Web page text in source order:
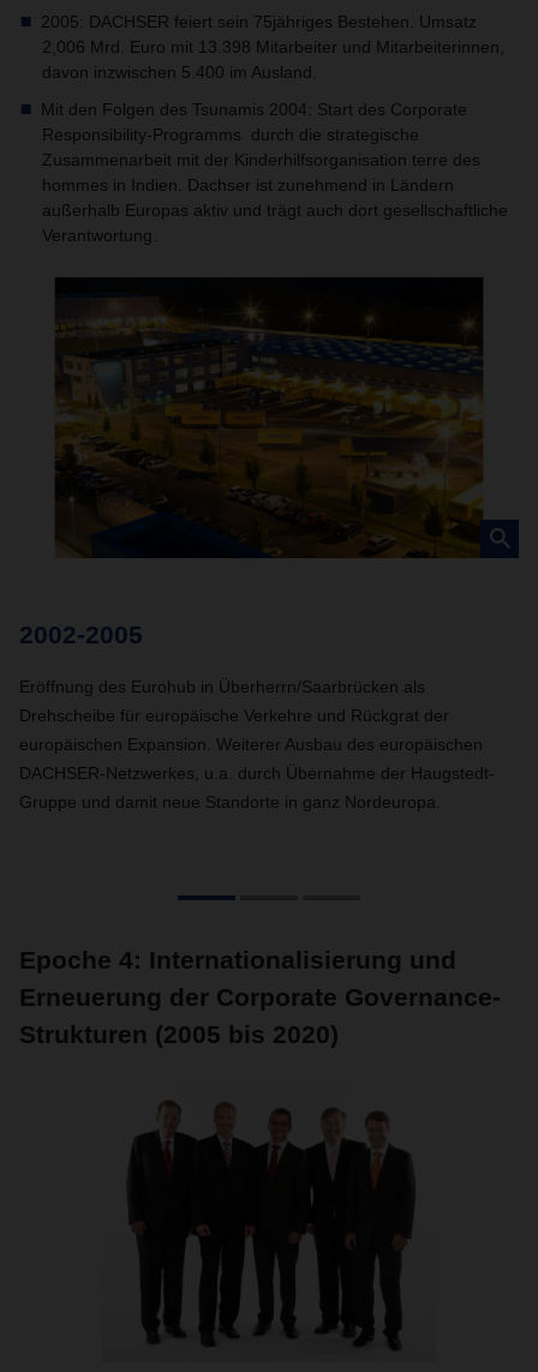
2005: DACHSER feiert sein 75jähriges Bestehen. Umsatz
2,006 Mrd. Euro mit 13.398 Mitarbeiter und Mitarbeiterinnen,
davon inzwischen 5.400 im Ausland.
Mit den Folgen des Tsunamis 2004: Start des Corporate
Responsibility-Programms durch die strategische
Zusammenarbeit mit der Kinderhilfsorganisation terre des
hommes in Indien. Dachser ist zunehmend in Ländern
außerhalb Europas aktiv und trägt auch dort gesellschaftliche
Verantwortung.
2002-2005
Eröffnung des Eurohub in Überherrn/Saarbrücken als
Drehscheibe für europäische Verkehre und Rückgrat der
europäischen Expansion. Weiterer Ausbau des europäischen
DACHSER-Netzwerkes, u.a. durch Übernahme der Haugstedt-
Gruppe und damit neue Standorte in ganz Nordeuropa.
Epoche 4: Internationalisierung und
Erneuerung der Corporate Governance-
Strukturen (2005 bis 2020)